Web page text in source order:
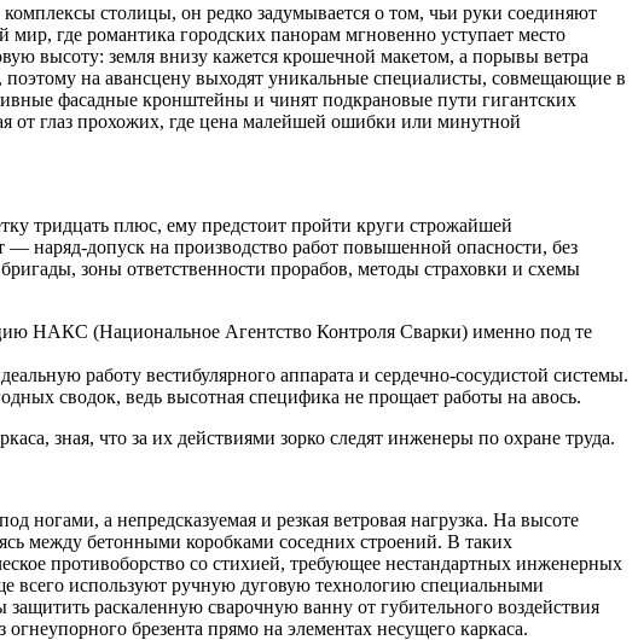
столицы, он редко задумывается о том, чьи руки соединяют
где романтика городских панорам мгновенно уступает место
высоту: земля внизу кажется крошечной макетом, а порывы ветра
на авансцену выходят уникальные специалисты, совмещающие в
фасадные кронштейны и чинят подкрановые пути гигантских
от глаз прохожих, где цена малейшей ошибки или минутной
тридцать плюс, ему предстоит пройти круги строжайшей
наряд-допуск на производство работ повышенной опасности, без
зоны ответственности прорабов, методы страховки и схемы
НАКС (Национальное Агентство Контроля Сварки) именно под те
работу вестибулярного аппарата и сердечно-сосудистой системы.
сводок, ведь высотная специфика не прощает работы на авось.
зная, что за их действиями зорко следят инженеры по охране труда.
ногами, а непредсказуемая и резкая ветровая нагрузка. На высоте
между бетонными коробками соседних строений. В таких
противоборство со стихией, требующее нестандартных инженерных
всего используют ручную дуговую технологию специальными
раскаленную сварочную ванну от губительного воздействия
брезента прямо на элементах несущего каркаса.